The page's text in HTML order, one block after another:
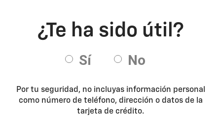
Por tu seguridad, no incluyas información personal
como número de teléfono, dirección o datos de la
tarjeta de crédito.